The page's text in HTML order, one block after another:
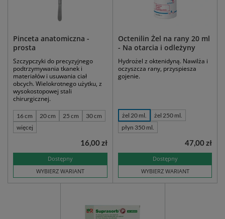
Pinceta anatomiczna -
prosta
Szczypczyki do precyzyjnego
podtrzymywania tkanek i
materiałów i usuwania ciał
obcych. Wielokrotnego użytku, z
wysokostopowej stali
chirurgicznej.
16 cm 20 cm 25 cm
30 cm
więcej
Dostępny
WYBIERZ WARIANT
16,00 zł
Octenilin Żel na rany 20 ml
- Na otarcia i odleżyny
Hydrożel z oktenidyną. Nawilża i
oczyszcza rany, przyspiesza
gojenie.
żel 20 ml.
żel 250 ml.
płyn 350 ml.
Dostępny
WYBIERZ WARIANT
47,00 zł